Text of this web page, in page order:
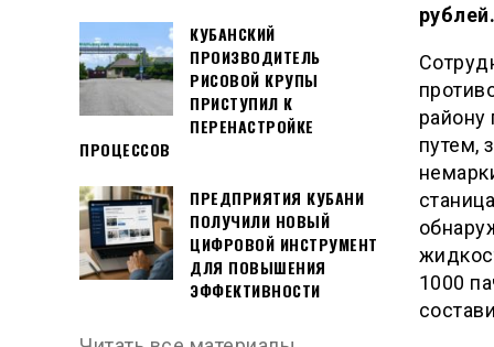
рублей.
путем,
1000
КУБАНСКИЙ
ПРОИЗВОДИТЕЛЬ
РИСОВОЙ КРУПЫ
ПРИСТУПИЛ К
ПЕРЕНАСТРОЙКЕ
ПРОЦЕССОВ
ПРЕДПРИЯТИЯ КУБАНИ
ПОЛУЧИЛИ НОВЫЙ
ЦИФРОВОЙ ИНСТРУМЕНТ
ДЛЯ ПОВЫШЕНИЯ
ЭФФЕКТИВНОСТИ